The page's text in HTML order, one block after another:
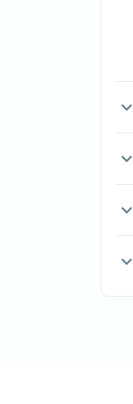
expand_more
expand_more
expand_more
expand_more